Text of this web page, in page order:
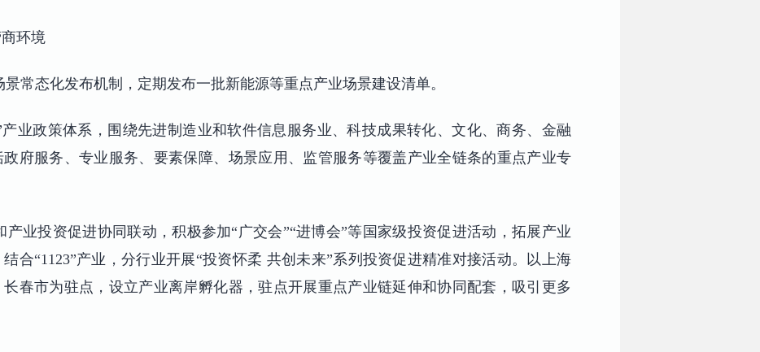
商环境
景常态化发布机制，定期发布一批新能源等重点产业场景建设清单。
产业政策体系，围绕先进制造业和软件信息服务业、科技成果转化、文化、商务、金融
府服务、专业服务、要素保障、场景应用、监管服务等覆盖产业全链条的重点产业专
产业投资促进协同联动，积极参加“广交会”“进博会”等国家级投资促进活动，拓展产业
合“1123”产业，分行业开展“投资怀柔 共创未来”系列投资促进精准对接活动。以上海
春市为驻点，设立产业离岸孵化器，驻点开展重点产业链延伸和协同配套，吸引更多